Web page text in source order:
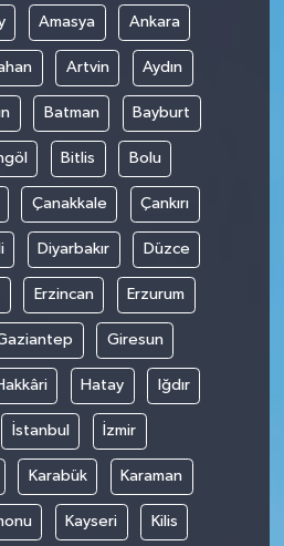
Amasya Ankara
Artvin Aydın
Batman Bayburt
Bitlis Bolu
Çanakkale Çankırı
Diyarbakır Düzce
Erzincan Erzurum
Giresun
Hatay Iğdır
İstanbul İzmir
Karabük Karaman
Kayseri Kilis